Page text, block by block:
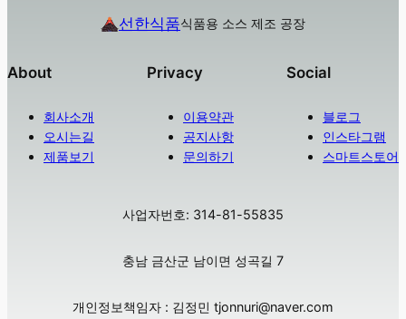
선한식품식품용 소스 제조 공장
About
회사소개
오시는길
제품보기
Privacy
이용약관
공지사항
문의하기
Social
블로그
인스타그램
스마트스토어
사업자번호: 314-81-55835
충남 금산군 남이면 성곡길 7
개인정보책임자 : 김정민 tjonnuri@naver.com